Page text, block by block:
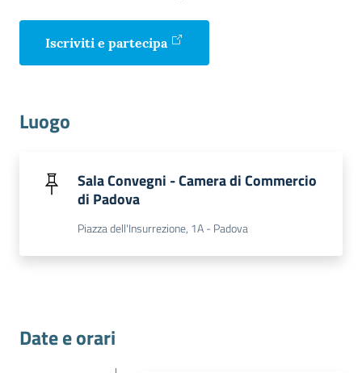
Iscriviti e partecipa
Luogo
Sala Convegni - Camera di Commercio
di Padova
Piazza dell'Insurrezione, 1A - Padova
Date e orari